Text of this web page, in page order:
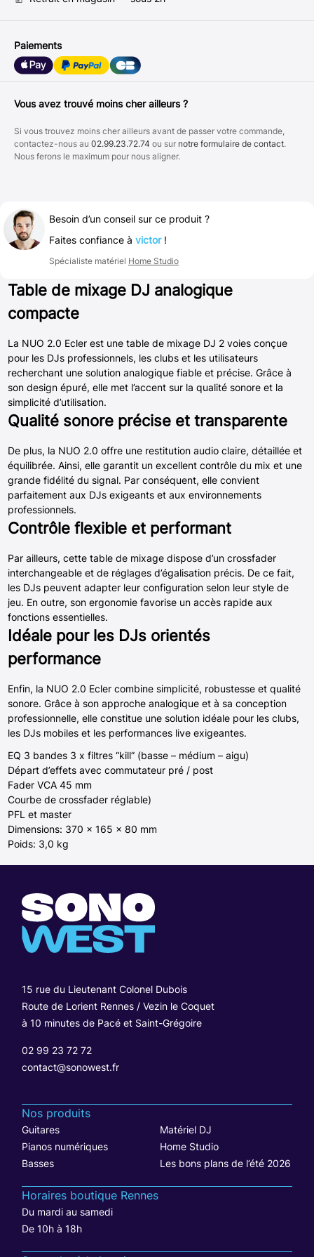
Paiements
Vous avez trouvé moins cher ailleurs ?
Si vous trouvez moins cher ailleurs avant de passer votre commande,
contactez-nous au 02.99.23.72.74 ou sur notre formulaire de contact.
Nous ferons le maximum pour nous aligner.
Besoin d’un conseil sur ce produit ?
Faites confiance à victor!
Spécialiste matériel Home Studio
Table de mixage DJ analogique
compacte
La NUO 2.0 Ecler est une table de mixage DJ 2 voies conçue
pour les DJs professionnels, les clubs et les utilisateurs
recherchant une solution analogique fiable et précise. Grâce à
son design épuré, elle met l’accent sur la qualité sonore et la
simplicité d’utilisation.
Qualité sonore précise et transparente
De plus, la NUO 2.0 offre une restitution audio claire, détaillée et
équilibrée. Ainsi, elle garantit un excellent contrôle du mix et une
grande fidélité du signal. Par conséquent, elle convient
parfaitement aux DJs exigeants et aux environnements
professionnels.
Contrôle flexible et performant
Par ailleurs, cette table de mixage dispose d’un crossfader
interchangeable et de réglages d’égalisation précis. De ce fait,
les DJs peuvent adapter leur configuration selon leur style de
jeu. En outre, son ergonomie favorise un accès rapide aux
fonctions essentielles.
Idéale pour les DJs orientés
performance
Enfin, la NUO 2.0 Ecler combine simplicité, robustesse et qualité
sonore. Grâce à son approche analogique et à sa conception
professionnelle, elle constitue une solution idéale pour les clubs,
les DJs mobiles et les performances live exigeantes.
EQ 3 bandes 3 x filtres “kill” (basse – médium – aigu)
Départ d’effets avec commutateur pré / post
Fader VCA 45 mm
Courbe de crossfader réglable)
PFL et master
Dimensions: 370 x 165 x 80 mm
Poids: 3,0 kg
15 rue du Lieutenant Colonel Dubois
Route de Lorient Rennes / Vezin le Coquet
à 10 minutes de Pacé et Saint-Grégoire
02 99 23 72 72
contact@sonowest.fr
Nos produits
Guitares
Matériel DJ
Pianos numériques
Home Studio
Basses
Les bons plans de l’été 2026
Horaires boutique Rennes
Du mardi au samedi
De 10h à 18h